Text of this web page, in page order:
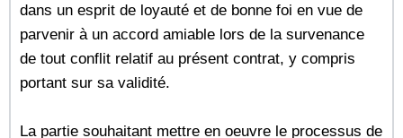
dans un esprit de loyauté et de bonne foi en vue de
parvenir à un accord amiable lors de la survenance
de tout conflit relatif au présent contrat, y compris
portant sur sa validité.
La partie souhaitant mettre en oeuvre le processus de